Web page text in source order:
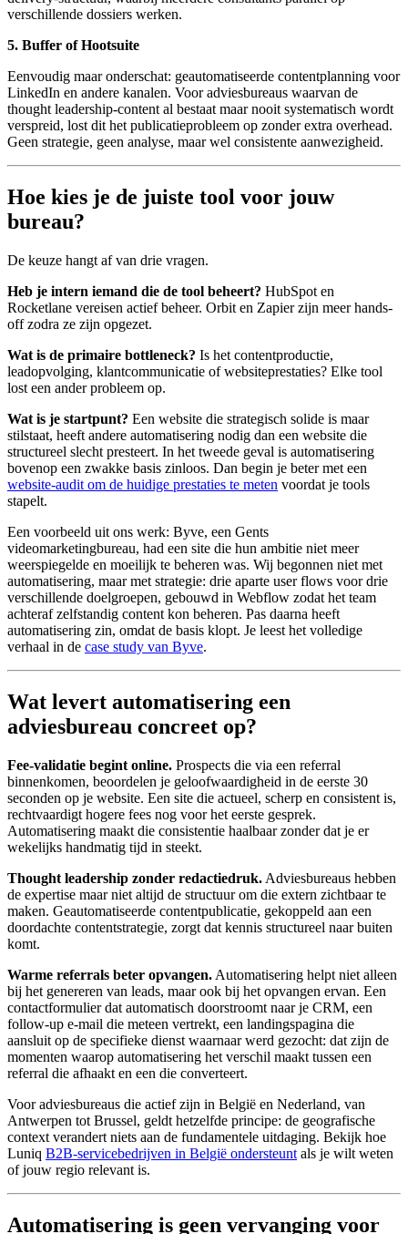
verschillende dossiers werken.
5. Buffer of Hootsuite
Eenvoudig maar onderschat: geautomatiseerde contentplanning voor
LinkedIn en andere kanalen. Voor adviesbureaus waarvan de
thought leadership-content al bestaat maar nooit systematisch wordt
verspreid, lost dit het publicatieprobleem op zonder extra overhead.
Geen strategie, geen analyse, maar wel consistente aanwezigheid.
Hoe kies je de juiste tool voor jouw
bureau?
De keuze hangt af van drie vragen.
Heb je intern iemand die de tool beheert? HubSpot en
Rocketlane vereisen actief beheer. Orbit en Zapier zijn meer hands-
off zodra ze zijn opgezet.
Wat is de primaire bottleneck? Is het contentproductie,
leadopvolging, klantcommunicatie of websiteprestaties? Elke tool
lost een ander probleem op.
Wat is je startpunt? Een website die strategisch solide is maar
stilstaat, heeft andere automatisering nodig dan een website die
structureel slecht presteert. In het tweede geval is automatisering
bovenop een zwakke basis zinloos. Dan begin je beter met een
website-audit om de huidige prestaties te meten voordat je tools
stapelt.
Een voorbeeld uit ons werk: Byve, een Gents
videomarketingbureau, had een site die hun ambitie niet meer
weerspiegelde en moeilijk te beheren was. Wij begonnen niet met
automatisering, maar met strategie: drie aparte user flows voor drie
verschillende doelgroepen, gebouwd in Webflow zodat het team
achteraf zelfstandig content kon beheren. Pas daarna heeft
automatisering zin, omdat de basis klopt. Je leest het volledige
verhaal in de case study van Byve.
Wat levert automatisering een
adviesbureau concreet op?
Fee-validatie begint online. Prospects die via een referral
binnenkomen, beoordelen je geloofwaardigheid in de eerste 30
seconden op je website. Een site die actueel, scherp en consistent is,
rechtvaardigt hogere fees nog voor het eerste gesprek.
Automatisering maakt die consistentie haalbaar zonder dat je er
wekelijks handmatig tijd in steekt.
Thought leadership zonder redactiedruk. Adviesbureaus hebben
de expertise maar niet altijd de structuur om die extern zichtbaar te
maken. Geautomatiseerde contentpublicatie, gekoppeld aan een
doordachte contentstrategie, zorgt dat kennis structureel naar buiten
komt.
Warme referrals beter opvangen. Automatisering helpt niet alleen
bij het genereren van leads, maar ook bij het opvangen ervan. Een
contactformulier dat automatisch doorstroomt naar je CRM, een
follow-up e-mail die meteen vertrekt, een landingspagina die
aansluit op de specifieke dienst waarnaar werd gezocht: dat zijn de
momenten waarop automatisering het verschil maakt tussen een
referral die afhaakt en een die converteert.
Voor adviesbureaus die actief zijn in België en Nederland, van
Antwerpen tot Brussel, geldt hetzelfde principe: de geografische
context verandert niets aan de fundamentele uitdaging. Bekijk hoe
Luniq B2B-servicebedrijven in België ondersteunt als je wilt weten
of jouw regio relevant is.
Automatisering is geen vervanging voor